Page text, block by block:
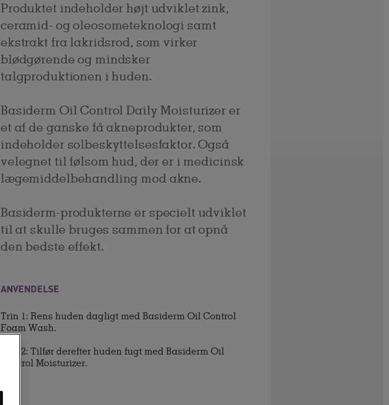
Produktet indeholder højt udviklet zink,
ceramid- og oleosometeknologi samt
ekstrakt fra lakridsrod, som virker
blødgørende og mindsker
talgproduktionen i huden.
Basiderm Oil Control Daily Moisturizer er
et af de ganske få akneprodukter, som
indeholder solbeskyttelsesfaktor. Også
velegnet til følsom hud, der er i medicinsk
lægemiddelbehandling mod akne.
Basiderm-produkterne er specielt udviklet
til at skulle bruges sammen for at opnå
den bedste effekt.
ANVENDELSE
Trin 1: Rens huden dagligt med Basiderm Oil Control
Foam Wash.
Trin 2: Tilfør derefter huden fugt med Basiderm Oil
Control Moisturizer.